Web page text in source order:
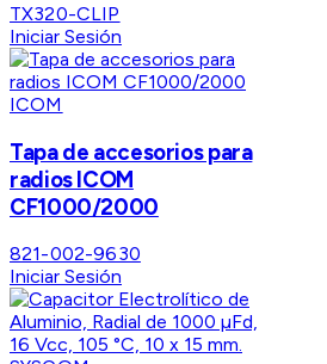
TX320-CLIP
Iniciar Sesión
ICOM
Tapa de accesorios para
radios ICOM
CF1000/2000
821-002-9630
Iniciar Sesión